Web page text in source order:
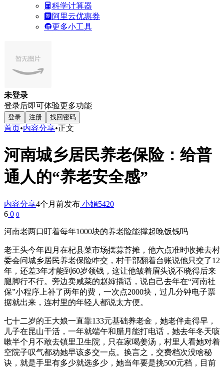
科学计算器
阿里云优惠券
更多小工具
未登录
登录后即可体验更多功能
登录 注册 找回密码
首页•内容分享•正文
河南城乡居民养老保险：给普
通人的“养老安全感”
内容分享4个月前发布 小娟5420
6 0 0
河南老两口盯着每年1000块的养老险能撑起晚饭钱吗
老王头今年四月在杞县菜市场摆蒜苔摊，他六点准时收摊去村
委会问城乡居民养老保险咋交，村干部翻着台账说他只交了12
年，还差3年才能到60岁领钱，这让他皱着眉头说不晓得后来
腿脚行不行。旁边卖咸菜的赵婶插话，说自己去年在“河南社
保”小程序上补了两年的费，一次点2000块，过几分钟电子票
据就出来，连村里的年轻人都说太方便。
七十二岁的王大娘一直靠133元基础养老金，她老伴走得早，
儿子在昆山干活，一年就端午和腊月能打电话，她去年冬天咳
嗽半个月不敢去镇里卫生院，只在家喝姜汤，村里人看她对着
空院子叹气都劝她早该多交一点。换言之，交费档次没啥秘
诀，就是手里有多少就选多少，她当年要是挑500元档，目前